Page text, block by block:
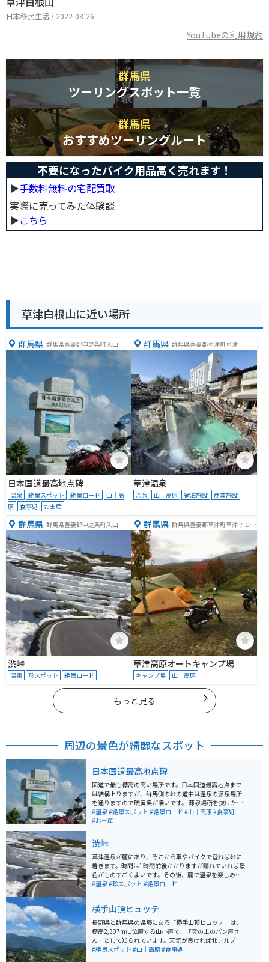
日本移民生活 / 2022-08-26
YouTubeの利用規約
群馬県
ツーリングスポット一覧
群馬県
おすすめツーリングルート
不要になったバイク用品高く売れます！
▶︎手数料無料の宅配買取
実際に売ってみた体験談
▶︎こちら
草津白根山に近い場所
群馬県 群馬県吾妻郡中之条町入山
日本国道最高地点碑
温泉 絶景スポット 絶景ロード
山｜高
原
食事処 お土産
群馬県 群馬県吾妻郡草津町草津
草津温泉
温泉 山｜高原 宿泊施設 商業施設
群馬県 群馬県吾妻郡中之条町入山
渋峠
温泉 珍スポット 絶景ロード
群馬県 群馬県吾妻郡草津町草津７１１
草津高原オートキャンプ場
キャンプ場 山｜高原
もっと見る
周辺の景色が綺麗なスポット
日本国道最高地点碑
国道で最も標高の高い場所です。日本国道最高地点まで
は結構上りますが、群馬側の峠の道中は温泉の源泉場所
を通りますので硫黄臭が凄いです。 源泉場所を抜けた先
の景色は絶景です。まるで、もののけ姫の映画の中に入
ったような世界です。ところどころ景色を堪能できるよ
道幅はそれほど狭くありませんが、場所により危険個所
があるので、速度は注意してください。 草津温泉が近く
にあるので、合わせて訪れるのがオススメです。
#温泉#絶景スポット #絶景ロード #山｜高原#食事処
#お土産
渋峠
草津温泉が麓にあり、そこから車やバイクで登れば峠に
着きます。時間は1時間前後かかりますが晴れていれば景
色がものすごくよいです。その後、麓で温泉を楽しみつ
つご飯を楽しまれてはいかがでしょうか。是非ご検討下
#温泉#珍スポット #絶景ロード
横手山頂ヒュッテ
長野県と群馬県の県境にある「横手山頂ヒュッテ」は、
標高2,307mに位置する山小屋で、「雲の上のパン屋さ
ん」として知られています。天気が良ければ北アルプス
や富士山、佐渡島まで望むことができ、壮大な360度の
#絶景スポット #山｜高原#食事処